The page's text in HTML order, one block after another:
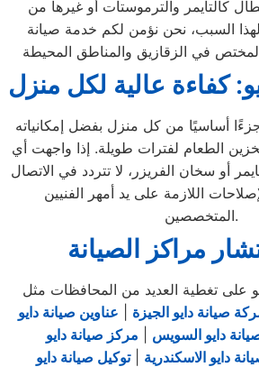
كالتايمر والترموستات أو غيرها من
لهذا السبب، نحن نؤمن لكم خدمة صيانة
كفاءة عالية لكل منزل
أساسيًا من كل منزل بفضل إمكانياته
الطعام لفترات طويلة. إذا واجهت أي
أو سخان الفريزر، لا تتردد في الاتصال
اللازمة على يد أمهر الفنيين
المتخصصين.
مراكز الصيانة
على تغطية العديد من المحافظات مثل
صيانة دايو الجيزة
عناوين صيانة دايو
دايو السويس
مركز صيانة دايو
دايو الاسكندرية |توكيل صيانة دايو